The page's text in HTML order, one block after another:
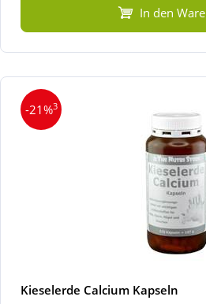
In den
-21%3
Kieselerde Calcium Kapseln